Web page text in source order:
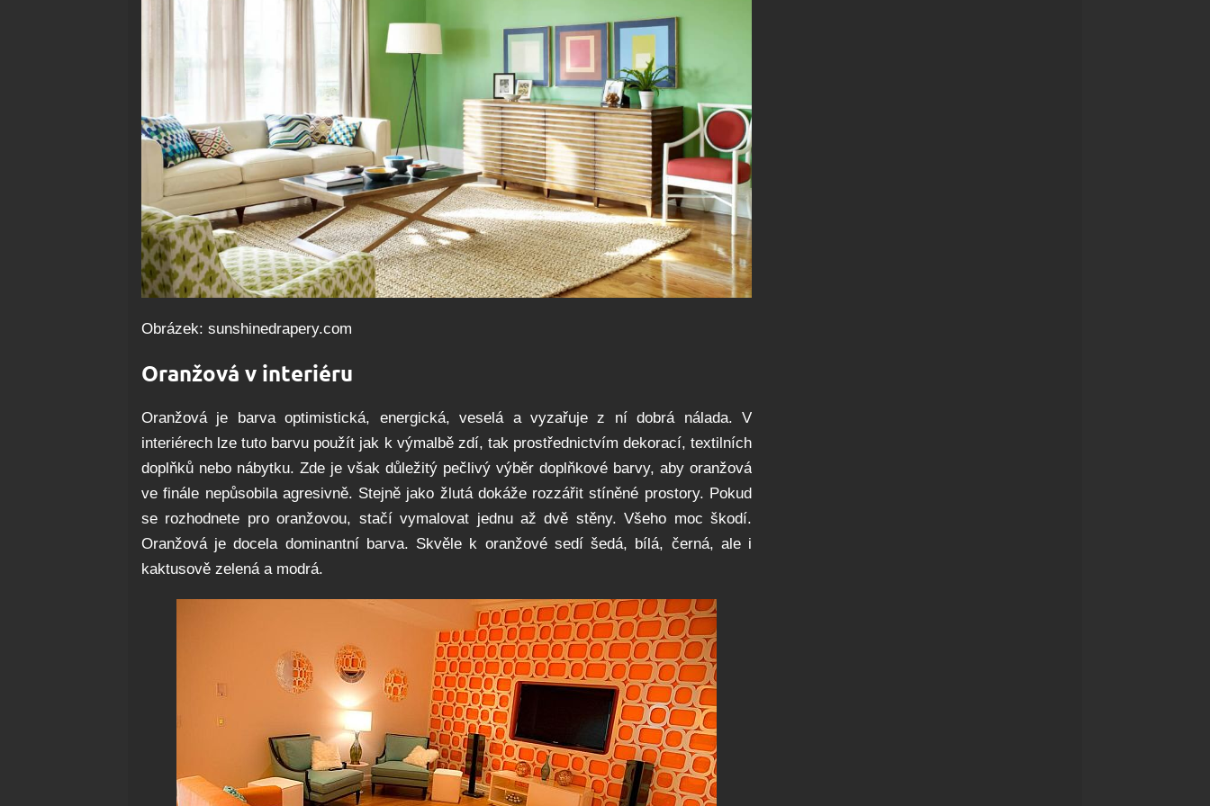
Obrázek: sunshinedrapery.com
Oranžová v interiéru
Oranžová je barva optimistická, energická, veselá a vyzařuje z ní dobrá nálada. V
interiérech lze tuto barvu použít jak k výmalbě zdí, tak prostřednictvím dekorací, textilních
doplňků nebo nábytku. Zde je však důležitý pečlivý výběr doplňkové barvy, aby oranžová
ve finále nepůsobila agresivně. Stejně jako žlutá dokáže rozzářit stíněné prostory. Pokud
se rozhodnete pro oranžovou, stačí vymalovat jednu až dvě stěny. Všeho moc škodí.
Oranžová je docela dominantní barva. Skvěle k oranžové sedí šedá, bílá, černá, ale i
kaktusově zelená a modrá.